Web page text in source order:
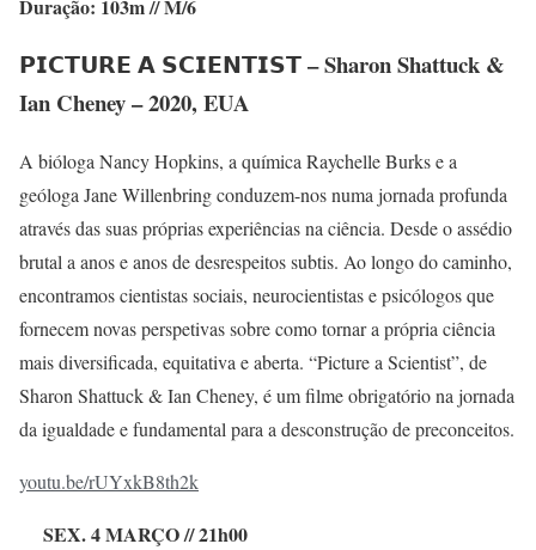
Duração: 103m // M/6
𝗣𝗜𝗖𝗧𝗨𝗥𝗘 𝗔 𝗦𝗖𝗜𝗘𝗡𝗧𝗜𝗦𝗧 –Sharon Shattuck &
Ian Cheney – 2020, EUA
A bióloga Nancy Hopkins, a química Raychelle Burks e a
geóloga Jane Willenbring conduzem-nos numa jornada profunda
através das suas próprias experiências na ciência. Desde o assédio
brutal a anos e anos de desrespeitos subtis. Ao longo do caminho,
encontramos cientistas sociais, neurocientistas e psicólogos que
fornecem novas perspetivas sobre como tornar a própria ciência
mais diversificada, equitativa e aberta. “Picture a Scientist”, de
Sharon Shattuck & Ian Cheney, é um filme obrigatório na jornada
da igualdade e fundamental para a desconstrução de preconceitos.
youtu.be/rUYxkB8th2k
SEX. 4 MARÇO // 21h00